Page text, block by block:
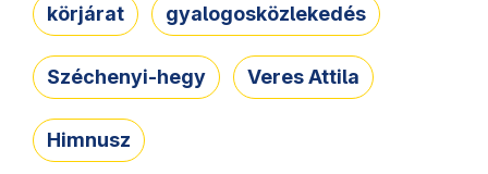
körjárat gyalogosközlekedés
Széchenyi-hegy Veres Attila
Himnusz